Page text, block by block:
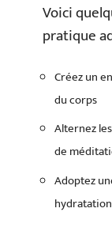
Voici
pratique
Créez un
du corps
Alternez
de
Adoptez